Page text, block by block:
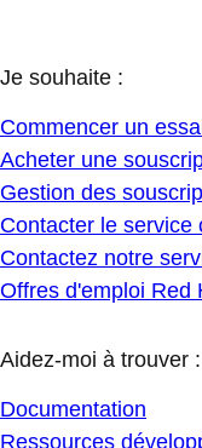
Je souhaite :
Commencer un
Acheter une
Gestion des
Contacter le service
Contactez notre
Offres d'emploi Red
Aidez-moi à trouver :
Documentation
Ressources